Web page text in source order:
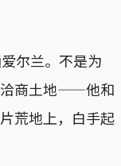
尔兰。不是为
洽商土地——他和
荒地上，白手起